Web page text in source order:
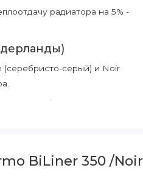
радиатора на 5% -
(серебристо-серый) и Noir
без тяжелых
BiLiner 350 /Noir